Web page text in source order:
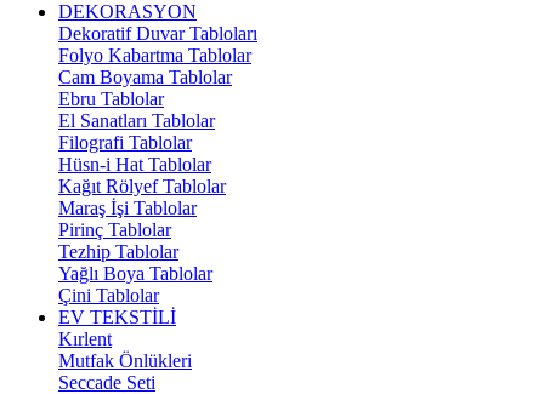
DEKORASYON
Dekoratif Duvar Tabloları
Folyo Kabartma Tablolar
Cam Boyama Tablolar
Ebru Tablolar
El Sanatları Tablolar
Filografi Tablolar
Hüsn-i Hat Tablolar
Kağıt Rölyef Tablolar
Maraş İşi Tablolar
Pirinç Tablolar
Tezhip Tablolar
Yağlı Boya Tablolar
Çini Tablolar
EV TEKSTİLİ
Kırlent
Mutfak Önlükleri
Seccade Seti